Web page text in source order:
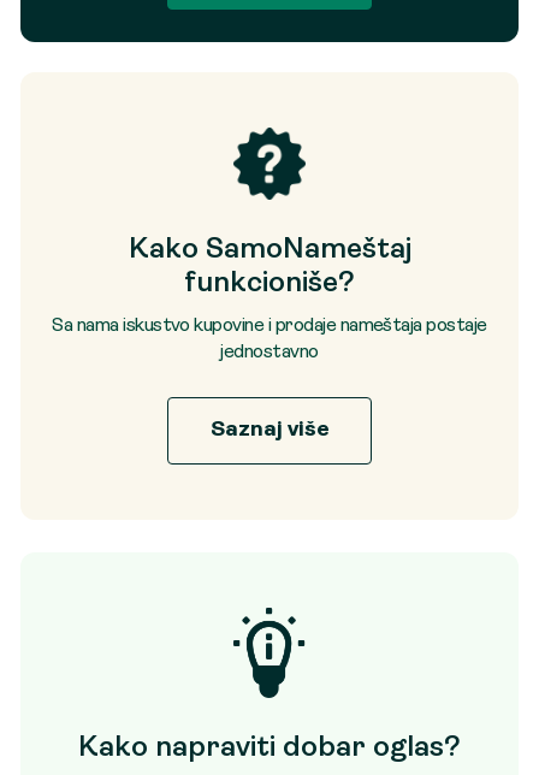
Kako SamoNameštaj
funkcioniše?
Sa nama iskustvo kupovine i prodaje nameštaja postaje
jednostavno
Saznaj više
Kako napraviti dobar oglas?